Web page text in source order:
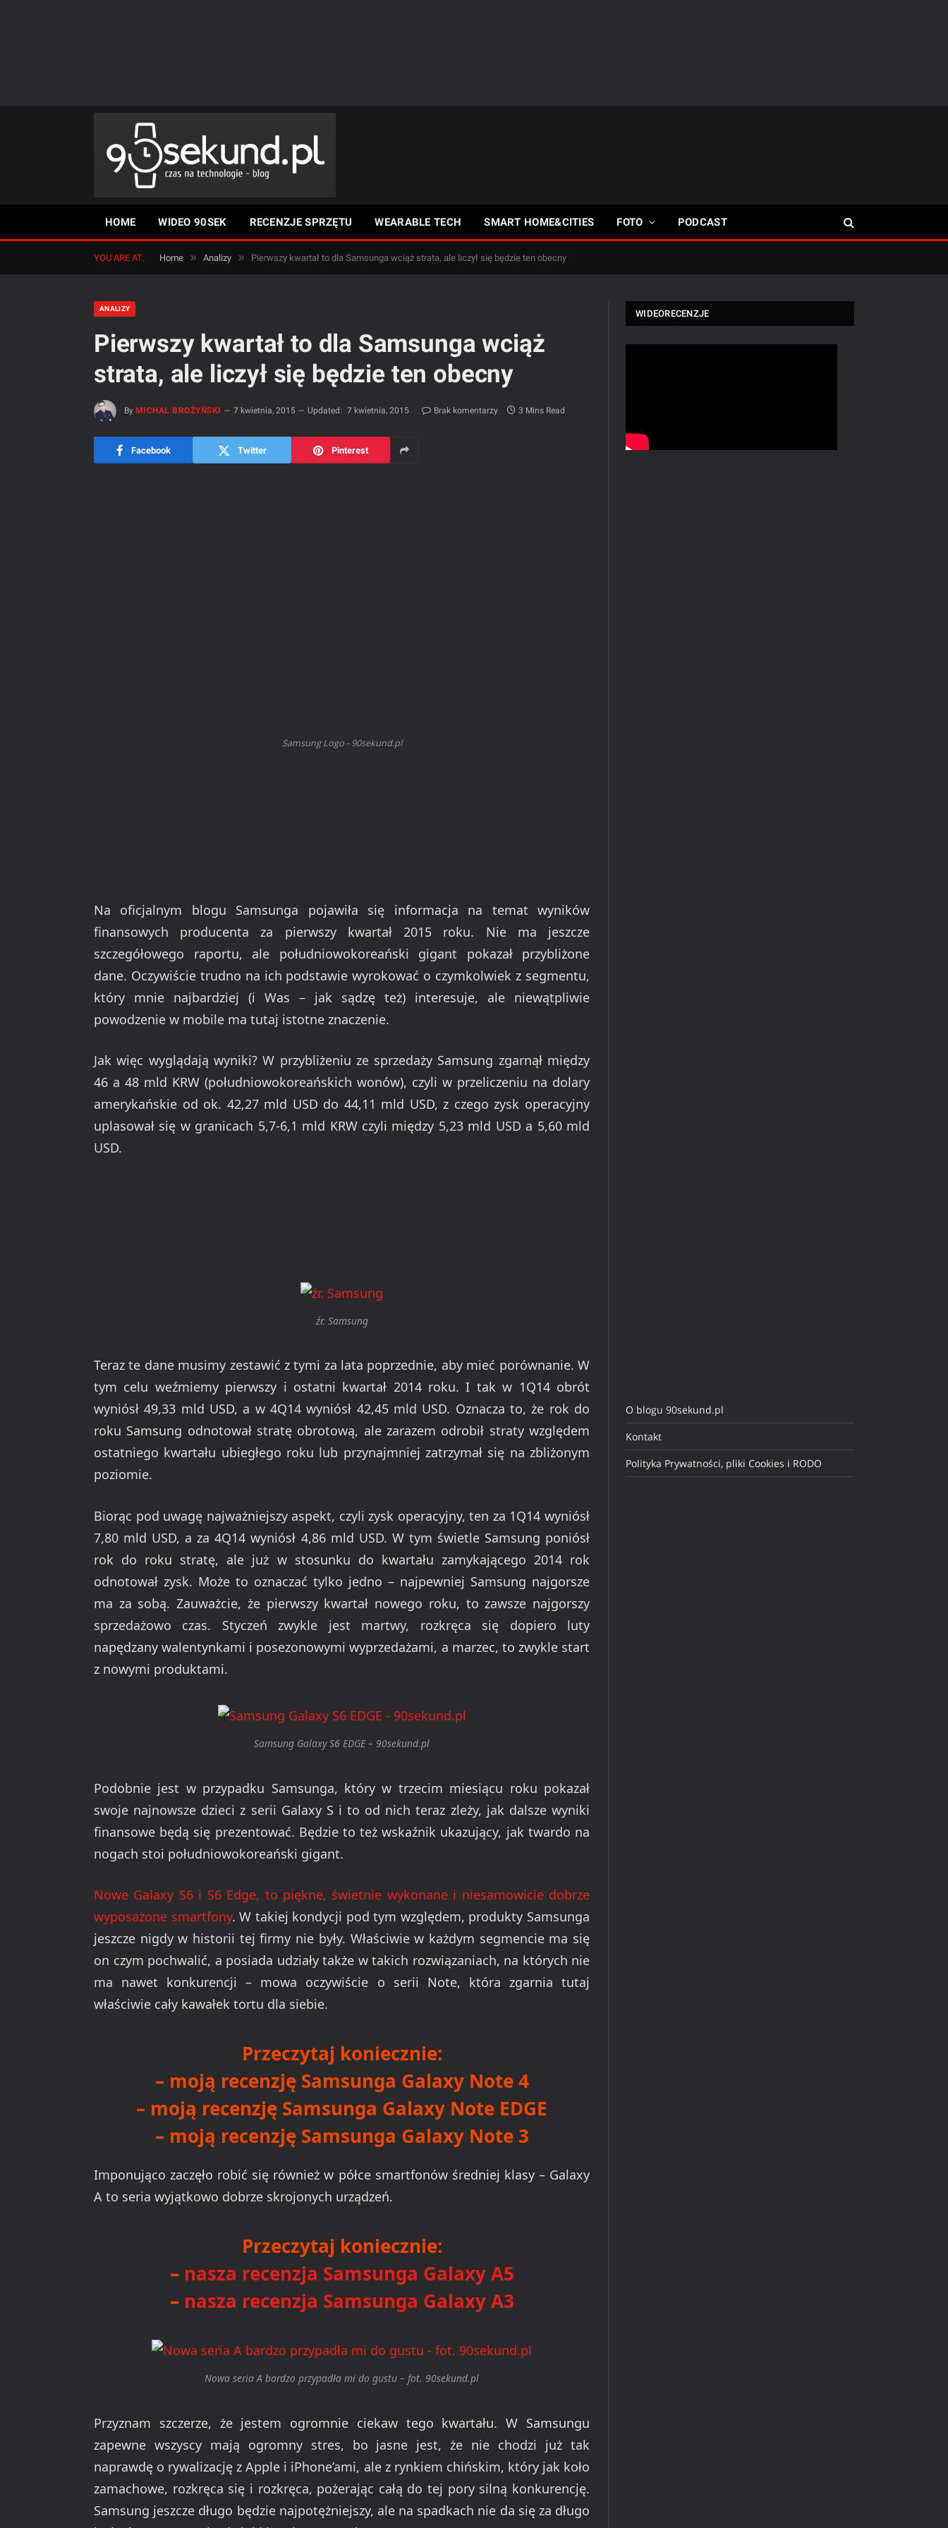
HOME WIDEO 90SEK RECENZJE SPRZĘTU WEARABLE TECH SMART HOME&CITIES FOTO PODCAST
YOU ARE AT: Home » Analizy » Pierwszy kwartał to dla Samsunga wciąż strata, ale liczył się będzie ten obecny
ANALIZY
Pierwszy kwartał to dla Samsunga wciąż
strata, ale liczył się będzie ten obecny
By MICHAŁ BROŻYŃSKI 7 kwietnia, 2015 Updated: 7 kwietnia, 2015 Brak komentarzy 3 Mins Read
Facebook Twitter Pinterest
Samsung Logo - 90sekund.pl
Na oficjalnym blogu Samsunga pojawiła się informacja na temat wyników
finansowych producenta za pierwszy kwartał 2015 roku. Nie ma jeszcze
szczegółowego raportu, ale południowokoreański gigant pokazał przybliżone
dane. Oczywiście trudno na ich podstawie wyrokować o czymkolwiek z segmentu,
który mnie najbardziej (i Was – jak sądzę też) interesuje, ale niewątpliwie
powodzenie w mobile ma tutaj istotne znaczenie.
Jak więc wyglądają wyniki? W przybliżeniu ze sprzedaży Samsung zgarnął między
46 a 48 mld KRW (południowokoreańskich wonów), czyli w przeliczeniu na dolary
amerykańskie od ok. 42,27 mld USD do 44,11 mld USD, z czego zysk operacyjny
uplasował się w granicach 5,7-6,1 mld KRW czyli między 5,23 mld USD a 5,60 mld
USD.
źr. Samsung
Teraz te dane musimy zestawić z tymi za lata poprzednie, aby mieć porównanie. W
tym celu weźmiemy pierwszy i ostatni kwartał 2014 roku. I tak w 1Q14 obrót
wyniósł 49,33 mld USD, a w 4Q14 wyniósł 42,45 mld USD. Oznacza to, że rok do
roku Samsung odnotował stratę obrotową, ale zarazem odrobił straty względem
ostatniego kwartału ubiegłego roku lub przynajmniej zatrzymał się na zbliżonym
poziomie.
Biorąc pod uwagę najważniejszy aspekt, czyli zysk operacyjny, ten za 1Q14 wyniósł
7,80 mld USD, a za 4Q14 wyniósł 4,86 mld USD. W tym świetle Samsung poniósł
rok do roku stratę, ale już w stosunku do kwartału zamykającego 2014 rok
odnotował zysk. Może to oznaczać tylko jedno – najpewniej Samsung najgorsze
ma za sobą. Zauważcie, że pierwszy kwartał nowego roku, to zawsze najgorszy
sprzedażowo czas. Styczeń zwykle jest martwy, rozkręca się dopiero luty
napędzany walentynkami i posezonowymi wyprzedażami, a marzec, to zwykle start
z nowymi produktami.
Samsung Galaxy S6 EDGE – 90sekund.pl
Podobnie jest w przypadku Samsunga, który w trzecim miesiącu roku pokazał
swoje najnowsze dzieci z serii Galaxy S i to od nich teraz zleży, jak dalsze wyniki
finansowe będą się prezentować. Będzie to też wskaźnik ukazujący, jak twardo na
nogach stoi południowokoreański gigant.
Nowe Galaxy S6 i S6 Edge, to piękne, świetnie wykonane i niesamowicie dobrze
wyposażone smartfony. W takiej kondycji pod tym względem, produkty Samsunga
jeszcze nigdy w historii tej firmy nie były. Właściwie w każdym segmencie ma się
on czym pochwalić, a posiada udziały także w takich rozwiązaniach, na których nie
ma nawet konkurencji – mowa oczywiście o serii Note, która zgarnia tutaj
właściwie cały kawałek tortu dla siebie.
Przeczytaj koniecznie:
– moją recenzję Samsunga Galaxy Note 4
– moją recenzję Samsunga Galaxy Note EDGE
– moją recenzję Samsunga Galaxy Note 3
Imponująco zaczęło robić się również w półce smartfonów średniej klasy – Galaxy
A to seria wyjątkowo dobrze skrojonych urządzeń.
Przeczytaj koniecznie:
– nasza recenzja Samsunga Galaxy A5
– nasza recenzja Samsunga Galaxy A3
Nowa seria A bardzo przypadła mi do gustu – fot. 90sekund.pl
Przyznam szczerze, że jestem ogromnie ciekaw tego kwartału. W Samsungu
zapewne wszyscy mają ogromny stres, bo jasne jest, że nie chodzi już tak
naprawdę o rywalizację z Apple i iPhone’ami, ale z rynkiem chińskim, który jak koło
zamachowe, rozkręca się i rozkręca, pożerając całą do tej pory silną konkurencję.
Samsung jeszcze długo będzie najpotężniejszy, ale na spadkach nie da się za długo
WIDEORECENZJE
O blogu 90sekund.pl
Kontakt
Polityka Prywatności, pliki Cookies i RODO